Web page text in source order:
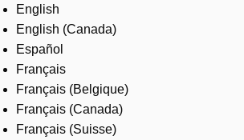
Careers
English
English (Canada)
Español
Français
Français (Belgique)
Français (Canada)
Français (Suisse)